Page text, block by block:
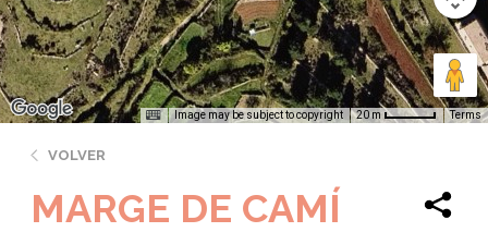
Image may be subject to copyright 20 m Terms
VOLVER
MARGE DE CAMÍ